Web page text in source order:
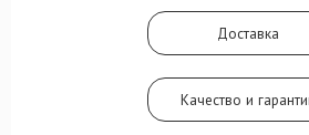
Доставка
Качество и